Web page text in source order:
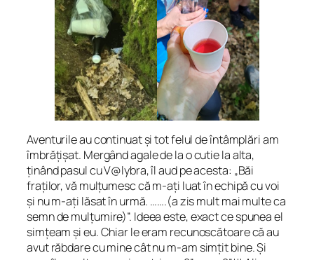
Aventurile au continuat și tot felul de întâmplări am
îmbrățișat. Mergând agale de la o cutie la alta,
ținând pasul cu V@lybra, îl aud pe acesta: „Băi
fraților, vă mulțumesc că m-ați luat în echipă cu voi
și nu m-ați lăsat în urmă. …….(a zis mult mai multe ca
semn de mulțumire)”. Ideea este, exact ce spunea el
simțeam și eu. Chiar le eram recunoscătoare că au
avut răbdare cu mine cât nu m-am simțit bine. Și